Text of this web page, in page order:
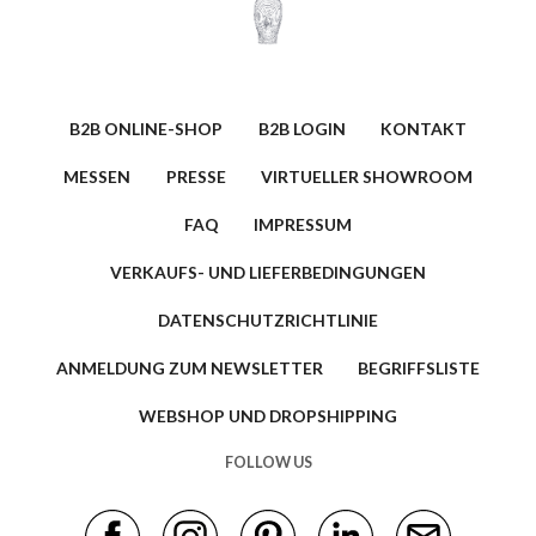
B2B ONLINE-SHOP B2B LOGIN KONTAKT
MESSEN PRESSE VIRTUELLER SHOWROOM
FAQ IMPRESSUM
VERKAUFS- UND LIEFERBEDINGUNGEN
DATENSCHUTZRICHTLINIE
ANMELDUNG ZUM NEWSLETTER BEGRIFFSLISTE
WEBSHOP UND DROPSHIPPING
FOLLOW US